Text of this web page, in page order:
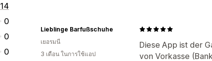
14
0
0
0
Diese App ist der
von Vorkasse
Lieblinge Barfußschuhe
เยอรมนี
3 เดือน ในการใช้แอป